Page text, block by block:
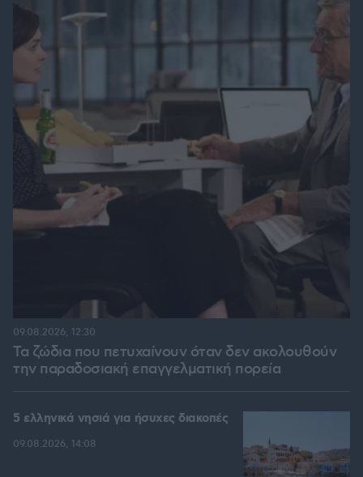
Τα ζώδια που πετυχαίνουν όταν δεν ακολουθούν
την παραδοσιακή επαγγελματική πορεία
09.08.2026, 12:30
5 ελληνικά νησιά για ήσυχες διακοπές
09.08.2026, 14:08